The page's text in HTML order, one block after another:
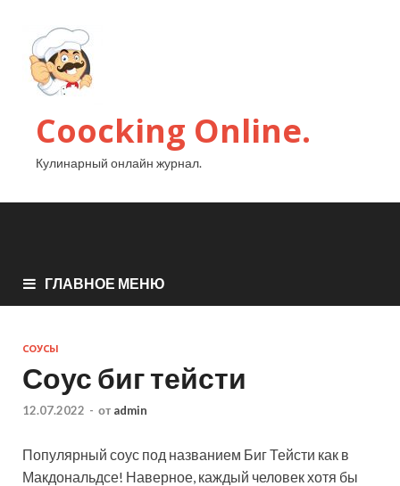
Coocking Online.
Кулинарный онлайн журнал.
ГЛАВНОЕ МЕНЮ
СОУСЫ
Соус биг тейсти
12.07.2022 - от admin
Популярный соус под названием Биг Тейсти как в
Макдональдсе! Наверное, каждый человек хотя бы